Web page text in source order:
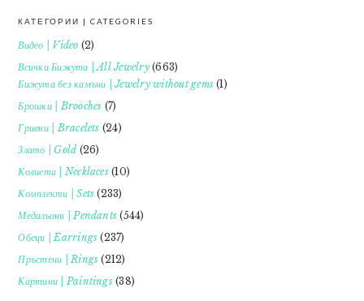
FOOTER
КАТЕГОРИИ | CATEGORIES
Видео | Video (2)
Всички Бижута | All Jewelry(663)
Бижута без камъни | Jewelry without gems (1)
Брошки | Brooches (7)
Гривни | Bracelets (24)
Злато | Gold (26)
Колиета | Necklaces(10)
Комплекти | Sets (233)
Медальони | Pendants (544)
Обеци | Earrings (237)
Пръстени | Rings (212)
Картини | Paintings(38)